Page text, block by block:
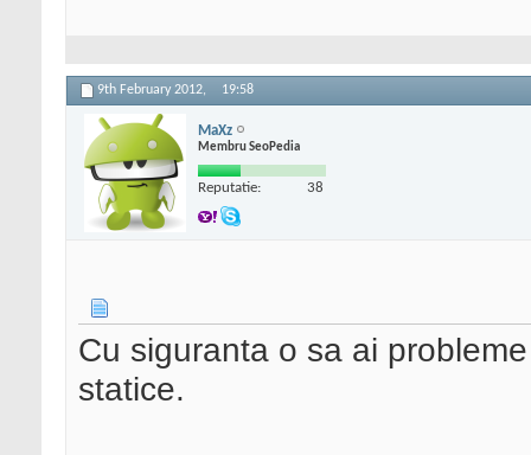
9th February 2012, 19:58
MaXz
Membru SeoPedia
Reputatie: 38
Cu siguranta o sa ai
statice.